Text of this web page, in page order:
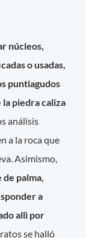
núcleos,
o usadas,
puntiagudos
piedra caliza
análisis
a la roca que
Asimismo,
palma,
a
allì por
se halló